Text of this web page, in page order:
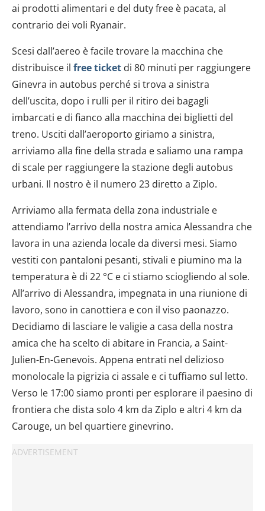
ai prodotti alimentari e del duty free è pacata, al
contrario dei voli Ryanair.
Scesi dall’aereo è facile trovare la macchina che
distribuisce il free ticket di 80 minuti per raggiungere
Ginevra in autobus perché si trova a sinistra
dell’uscita, dopo i rulli per il ritiro dei bagagli
imbarcati e di fianco alla macchina dei biglietti del
treno. Usciti dall’aeroporto giriamo a sinistra,
arriviamo alla fine della strada e saliamo una rampa
di scale per raggiungere la stazione degli autobus
urbani. Il nostro è il numero 23 diretto a Ziplo.
Arriviamo alla fermata della zona industriale e
attendiamo l’arrivo della nostra amica Alessandra che
lavora in una azienda locale da diversi mesi. Siamo
vestiti con pantaloni pesanti, stivali e piumino ma la
temperatura è di 22 °C e ci stiamo sciogliendo al sole.
All’arrivo di Alessandra, impegnata in una riunione di
lavoro, sono in canottiera e con il viso paonazzo.
Decidiamo di lasciare le valigie a casa della nostra
amica che ha scelto di abitare in Francia, a Saint-
Julien-En-Genevois. Appena entrati nel delizioso
monolocale la pigrizia ci assale e ci tuffiamo sul letto.
Verso le 17:00 siamo pronti per esplorare il paesino di
frontiera che dista solo 4 km da Ziplo e altri 4 km da
Carouge, un bel quartiere ginevrino.